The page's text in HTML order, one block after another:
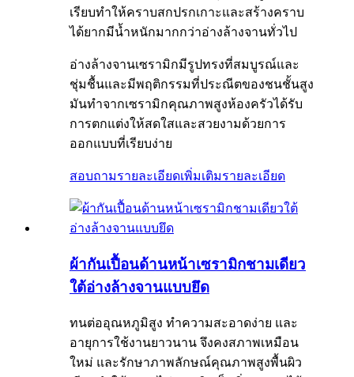
เรียบทำให้คราบสกปรกเกาะและสร้างคราบ
ได้ยากมีน้ำหนักมากกว่าอ่างล้างจานทั่วไป
อ่างล้างจานเซรามิกมีรูปทรงที่สมบูรณ์และ
ชุ่มชื้นและมีพฤติกรรมที่ประณีตของชนชั้นสูง
มันทำจากเซรามิกคุณภาพสูงห้องครัวได้รับ
การตกแต่งให้สดใสและสวยงามด้วยการ
ออกแบบที่เรียบง่าย
สอบถามรายละเอียดเพิ่มเติมรายละเอียด
ผ้ากันเปื้อนด้านหน้าเซรามิกชามเดียว
ใต้อ่างล้างจานแบบยึด
ทนต่ออุณหภูมิสูง ทำความสะอาดง่าย และ
อายุการใช้งานยาวนาน จึงคงสภาพเหมือน
ใหม่ และรักษาภาพลักษณ์คุณภาพสูงพื้นผิว